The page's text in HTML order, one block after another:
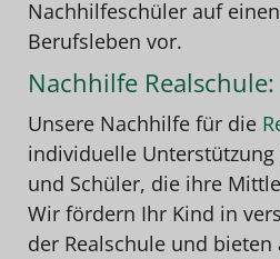
Nachhilfeschüler auf
Berufsleben vor.
Nachhilfe Realschule:
Unsere Nachhilfe für die
individuelle
und Schüler, die ihre
Wir fördern Ihr Kind in
der Realschule und bieten